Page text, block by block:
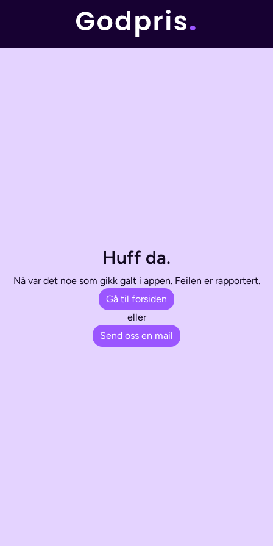
Huff da.
Nå var det noe som gikk galt i appen. Feilen er rapportert.
Gå til forsiden
eller
Send oss en mail